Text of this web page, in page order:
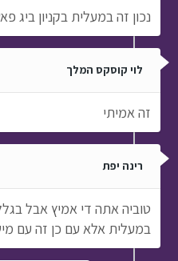
נכון זה במעלית בקניון ביג
לוי קוסקס המלך
זה אמיתי
רינה יפת
טוביה אתה די אמיץ אבל
במעלית אלא עם כן זה עם